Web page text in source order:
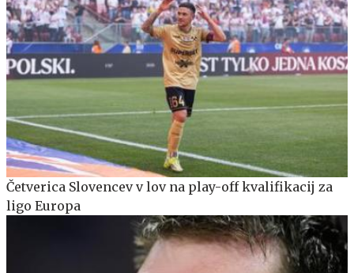
Četverica Slovencev v lov na play-off kvalifikacij za
ligo Europa